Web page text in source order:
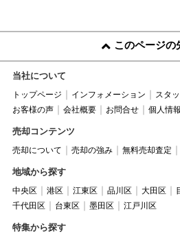
このページの
当社について
トップページ インフォメーション スタ
お客様の声
会社概要 お問合せ 個人情
売却コンテンツ
売却について 売却の強み 無料売却査定
地域から探す
中央区 港区 江東区 品川区 大田区
千代田区
台東区 墨田区 江戸川区
特集から探す